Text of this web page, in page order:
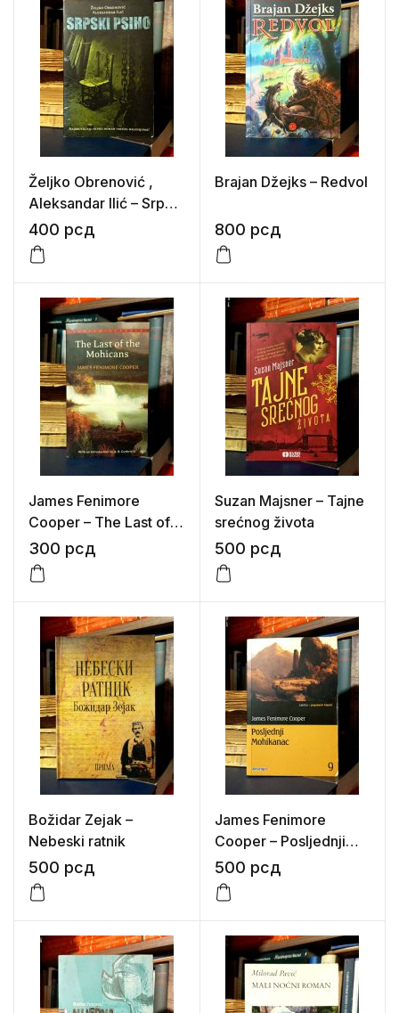
Željko Obrenović ,
Aleksandar Ilić – Srpski
psiho
400 рсд
Brajan Džejks – Redvol
800 рсд
James Fenimore
Cooper – The Last of
the Mohicans
300 рсд
Suzan Majsner – Tajne
srećnog života
500 рсд
Božidar Zejak –
Nebeski ratnik
500 рсд
James Fenimore
Cooper – Posljednji
Mohikanac
500 рсд